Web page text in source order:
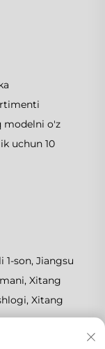
modelni o'z
uchun 10
son, Jiangsu
Xitang
Xitang